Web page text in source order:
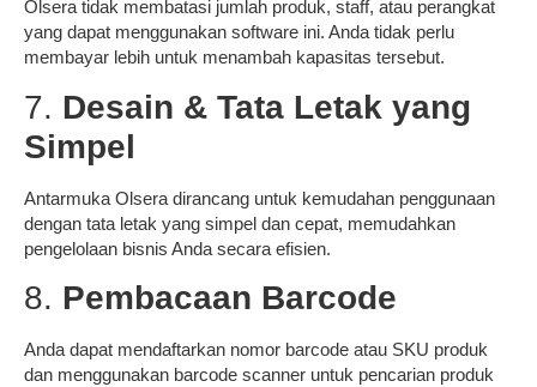
Olsera tidak membatasi jumlah produk, staff, atau perangkat
yang dapat menggunakan software ini. Anda tidak perlu
membayar lebih untuk menambah kapasitas tersebut.
7. Desain & Tata Letak yang
Simpel
Antarmuka Olsera dirancang untuk kemudahan penggunaan
dengan tata letak yang simpel dan cepat, memudahkan
pengelolaan bisnis Anda secara efisien.
8. Pembacaan Barcode
Anda dapat mendaftarkan nomor barcode atau SKU produk
dan menggunakan barcode scanner untuk pencarian produk